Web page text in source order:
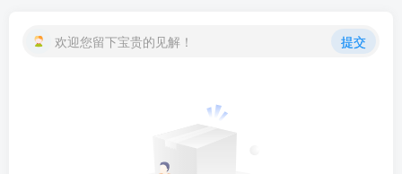
欢迎您留下宝贵的见解！ 提交